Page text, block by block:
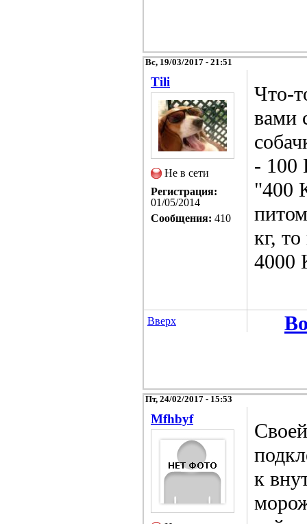
Вс, 19/03/2017 - 21:51
Tili
Не в сети
Регистрация:
01/05/2014
Сообщения: 410
Что-
вами
- 100
"400
кг,
4000
Вверх
Пт, 24/02/2017 - 15:53
Mfhbyf
к